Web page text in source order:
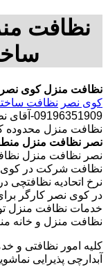
نظافت
نظافت منزل کوی نصر
کوی نصر نظافت
نظافت منزل محدوده
نصر نظافت منزل
نصر نظافت منزل
نظافت شرکت در کوی
نرخ اتحادیه
در کوی نصر کارگر
خدمات نظافت منزل
نظافت منزل و خانه
کلیه امور نظافتی و
آبدارچی پذیرایی